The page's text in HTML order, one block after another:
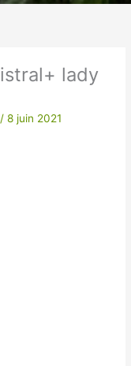
lady
/8 juin 2021